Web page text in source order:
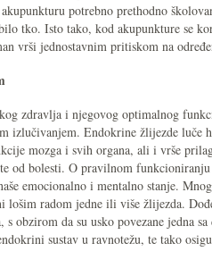
potrebno prethodno
tko. Isto tako, kod akupunkture se
vrši jednostavnim pritiskom na
zdravlja i njegovog optimalnog
izlučivanjem. Endokrine žlijezde
mozga i svih organa, ali i vrše
od bolesti. O pravilnom funkcioniranju
emocionalno i mentalno stanje.
lošim radom jedne ili više žlijezda.
s obzirom da su usko povezane jedna
sustav u ravnotežu, te tako